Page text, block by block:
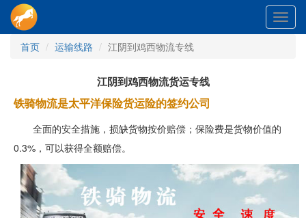
首页
运输线路 江阴到鸡西物流专线
江阴到鸡西物流货运专线
铁骑物流是太平洋保险货运险的签约公司
全面的安全措施，损缺货物按价赔偿；保险费是货物价值的
0.3%，可以获得全额赔偿。